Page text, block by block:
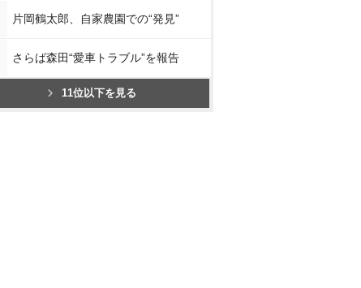
片岡鶴太郎、自家農園での“発見”
さらば森田“愛車トラブル”を報告
11位以下を見る